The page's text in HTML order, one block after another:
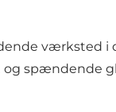
værksted i
og spændende